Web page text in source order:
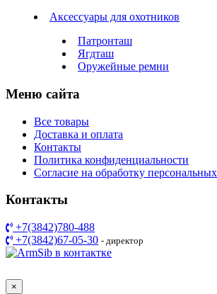
Аксессуары для охотников
Патронташ
Ягдташ
Оружейные ремни
Меню сайта
Все товары
Доставка и оплата
Контакты
Политика конфиденциальности
Согласие на обработку
Контакты
+7(3842)780-488
+7(3842)67-05-30 - директор
×